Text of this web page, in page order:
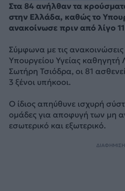
Στα 84 ανήλθαν τα
στην Ελλάδα, καθώς το
ανακοίνωσε πριν από λίγο
Σύμφωνα με τις
Υπουργείου Υγείας καθηγητή
Σωτήρη Τσιόδρα, οι 81
3 ξένοι υπήκοοι.
Ο ίδιος απηύθυνε ισχυρή
ομάδες για αποφυγή των μη
εσωτερικό και εξωτερικό.
ΔΙΑΦΗΜΙΣΗ